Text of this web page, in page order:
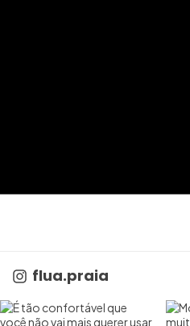
flua.praia